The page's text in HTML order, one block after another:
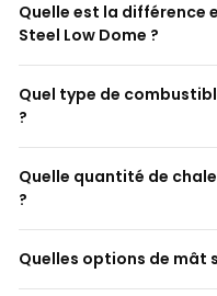
Quelle est la différence
Steel Low Dome ?
Quel type de
?
Quelle quantité de
?
Quelles options de mât